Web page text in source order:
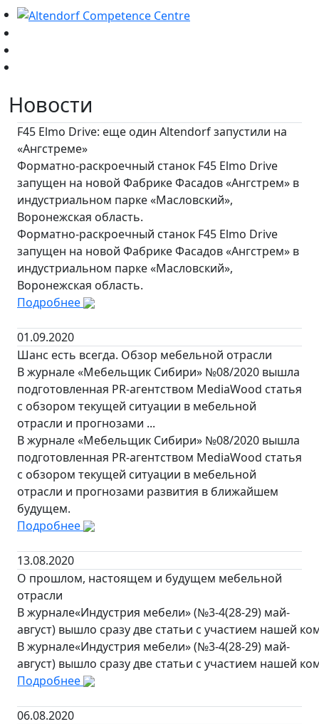
Новости
F45 Elmo Drive: еще один Altendorf запустили на
«Ангстреме»
Форматно-раскроечный станок F45 Elmo Drive
запущен на новой Фабрике Фасадов «Ангстрем» в
индустриальном парке «Масловский»,
Воронежская область.
Форматно-раскроечный станок F45 Elmo Drive
запущен на новой Фабрике Фасадов «Ангстрем» в
индустриальном парке «Масловский»,
Воронежская область.
Подробнее
01.09.2020
Шанс есть всегда. Обзор мебельной отрасли
В журнале «Мебельщик Сибири» №08/2020 вышла
подготовленная PR-агентством MediaWood статья
с обзором текущей ситуации в мебельной
отрасли и прогнозами ...
В журнале «Мебельщик Сибири» №08/2020 вышла
подготовленная PR-агентством MediaWood статья
с обзором текущей ситуации в мебельной
отрасли и прогнозами развития в ближайшем
будущем.
Подробнее
13.08.2020
О прошлом, настоящем и будущем мебельной
отрасли
В журнале«Индустрия мебели» (№3-4(28-29) май-
август) вышло сразу две статьи с участием нашей
В журнале«Индустрия мебели» (№3-4(28-29) май-
август) вышло сразу две статьи с участием нашей
Подробнее
06.08.2020